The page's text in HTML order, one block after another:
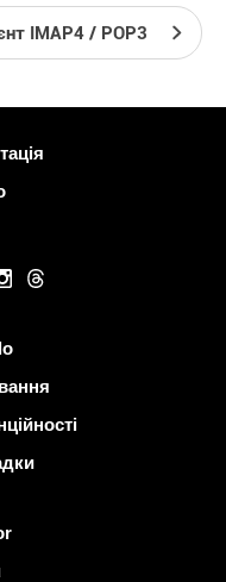
IMAP4 / POP3
Threads